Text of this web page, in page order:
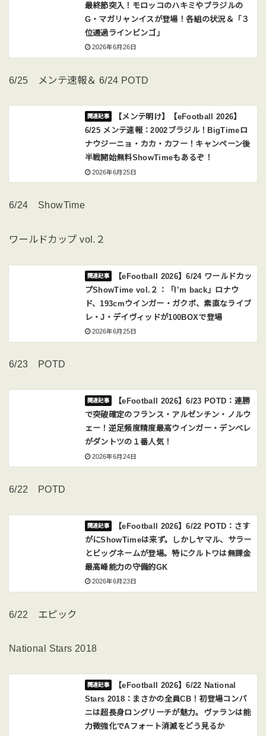
最終節突入！モロッコのハキミやブラジルの
G・マガリャンイスが登場！各組の状況＆「３
位通過ラインビンゴ」
2026年6月26日
6/25 メンテ速報＆ 6/24 POTD
【メンテ明け】【eFootball 2026】
6/25 メンテ速報：2002ブラジル！BigTimeロ
ナウジーニョ・カカ・カフー！キャンペーン後
半戦開始無料ShowTimeもあるぞ！
2026年6月25日
6/24 ShowTime
ワールドカップ vol.２
【eFootball 2026】6/24 ワールドカッ
プShowTime vol.２：「I’m back」ロナウ
ド、193cmウインガー・ガクポ、素直なライブ
レ・J・デイヴィッドが100BOXで登場
2026年6月25日
6/23 POTD
【eFootball 2026】6/23 POTD：連勝
で突破確定のフランス・アルゼンチン・ノルウ
ェー！逆足頻度精度最高ウインガー・デンベレ
がダントツの１番人気！
2026年6月24日
6/22 POTD
【eFootball 2026】6/22 POTD：さす
がにShowTimeは来ず。しかしヤマル、サラー
とビッグネームが登場。特にクルトワは無課金
最高峰能力の守備的GK
2026年6月23日
6/22 エピック
National Stars 2018
【eFootball 2026】6/22 National
Stars 2018：まさかの全員CB！初登場コンパ
ニは超長身ロングリーチが魅力。ヴァランは能
力微強化でAフォート消滅をどう見るか